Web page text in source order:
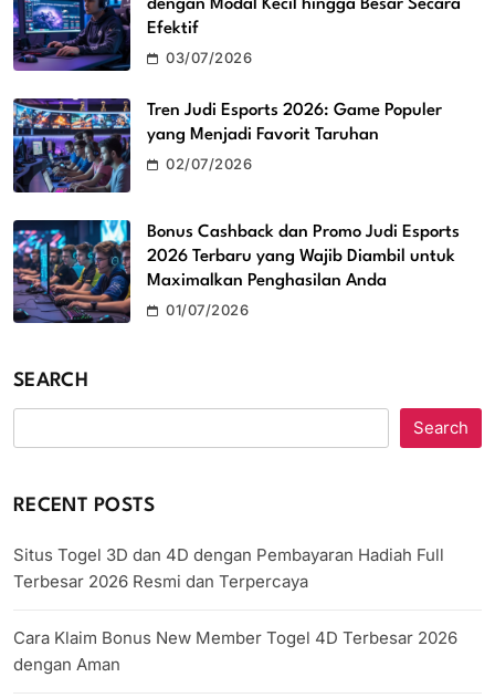
dengan Modal Kecil hingga Besar Secara
Efektif
03/07/2026
Tren Judi Esports 2026: Game Populer
yang Menjadi Favorit Taruhan
02/07/2026
Bonus Cashback dan Promo Judi Esports
2026 Terbaru yang Wajib Diambil untuk
Maximalkan Penghasilan Anda
01/07/2026
SEARCH
Search
RECENT POSTS
Situs Togel 3D dan 4D dengan Pembayaran Hadiah Full
Terbesar 2026 Resmi dan Terpercaya
Cara Klaim Bonus New Member Togel 4D Terbesar 2026
dengan Aman